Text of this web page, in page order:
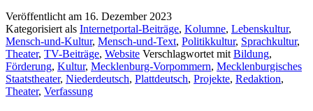
gelebte
Kultur
Veröffentlicht am 16. Dezember 2023
Kategorisiert als Internetportal-Beiträge, Kolumne, Lebenskultur,
Mensch-und-Kultur, Mensch-und-Text, Politikkultur, Sprachkultur,
Theater, TV-Beiträge, Website Verschlagwortet mitBildung,
Förderung, Kultur, Mecklenburg-Vorpommern, Mecklenburgisches
Staatstheater, Niederdeutsch, Plattdeutsch, Projekte, Redaktion,
Theater, Verfassung